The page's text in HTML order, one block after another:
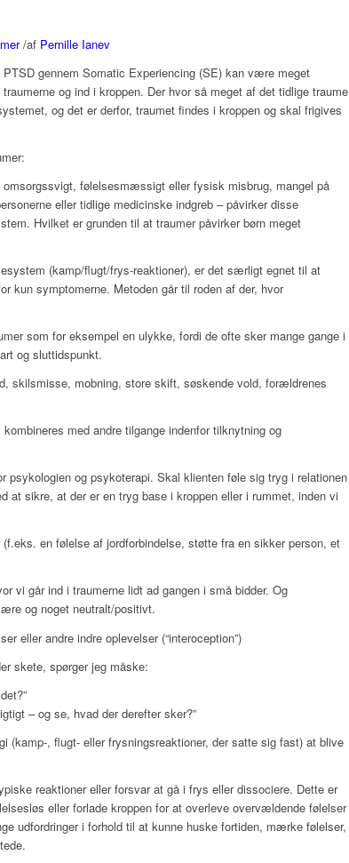
/af Pernille Ianev
gennem Somatic Experiencing (SE) kan være meget
og ind i kroppen. Der hvor så meget af det tidlige traume
og det er derfor, traumet findes i kroppen og skal frigives
følelsesmæssigt eller fysisk misbrug, mangel på
eller tidlige medicinske indgreb – påvirker disse
Hvilket er grunden til at traumer påvirker børn meget
(kamp/flugt/frys-reaktioner), er det særligt egnet til at
kun symptomerne. Metoden går til roden af der, hvor
som for eksempel en ulykke, fordi de ofte sker mange gange i
og sluttidspunkt.
skilsmisse, mobning, store skift, søskende vold, forældrenes
med andre tilgange indenfor tilknytning og
psykologien og psykoterapi. Skal klienten føle sig tryg i relationen
at sikre, at der er en tryg base i kroppen eller i rummet, inden vi
en følelse af jordforbindelse, støtte fra en sikker person, et
vi går ind i traumerne lidt ad gangen i små bidder. Og
og noget neutralt/positivt.
eller andre indre oplevelser (“interoception”)
skete, spørger jeg måske:
– og se, hvad der derefter sker?”
(kamp-, flugt- eller frysningsreaktioner, der satte sig fast) at blive
reaktioner eller forsvar at gå i frys eller dissociere. Dette er
eller forlade kroppen for at overleve overvældende følelser
udfordringer i forhold til at kunne huske fortiden, mærke følelser,